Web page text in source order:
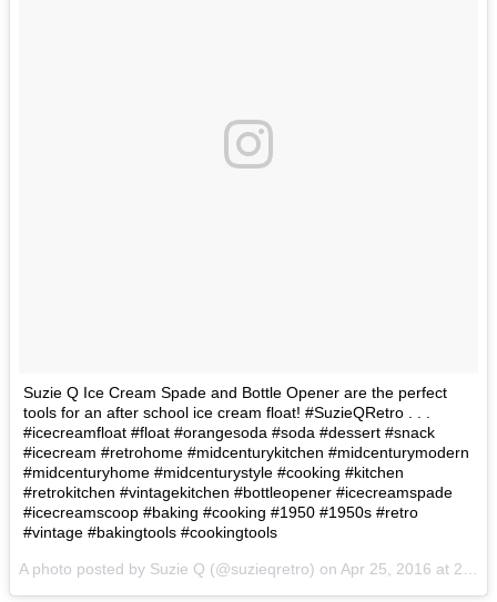
Suzie Q Ice Cream Spade and Bottle Opener are the perfect
tools for an after school ice cream float! #SuzieQRetro . . .
#icecreamfloat #float #orangesoda #soda #dessert #snack
#icecream #retrohome #midcenturykitchen #midcenturymodern
#midcenturyhome #midcenturystyle #cooking #kitchen
#retrokitchen #vintagekitchen #bottleopener #icecreamspade
#icecreamscoop #baking #cooking #1950 #1950s #retro
#vintage #bakingtools #cookingtools
A photo posted by Suzie Q (@suzieqretro) on Apr 25, 2016 at 2:34pm PDT